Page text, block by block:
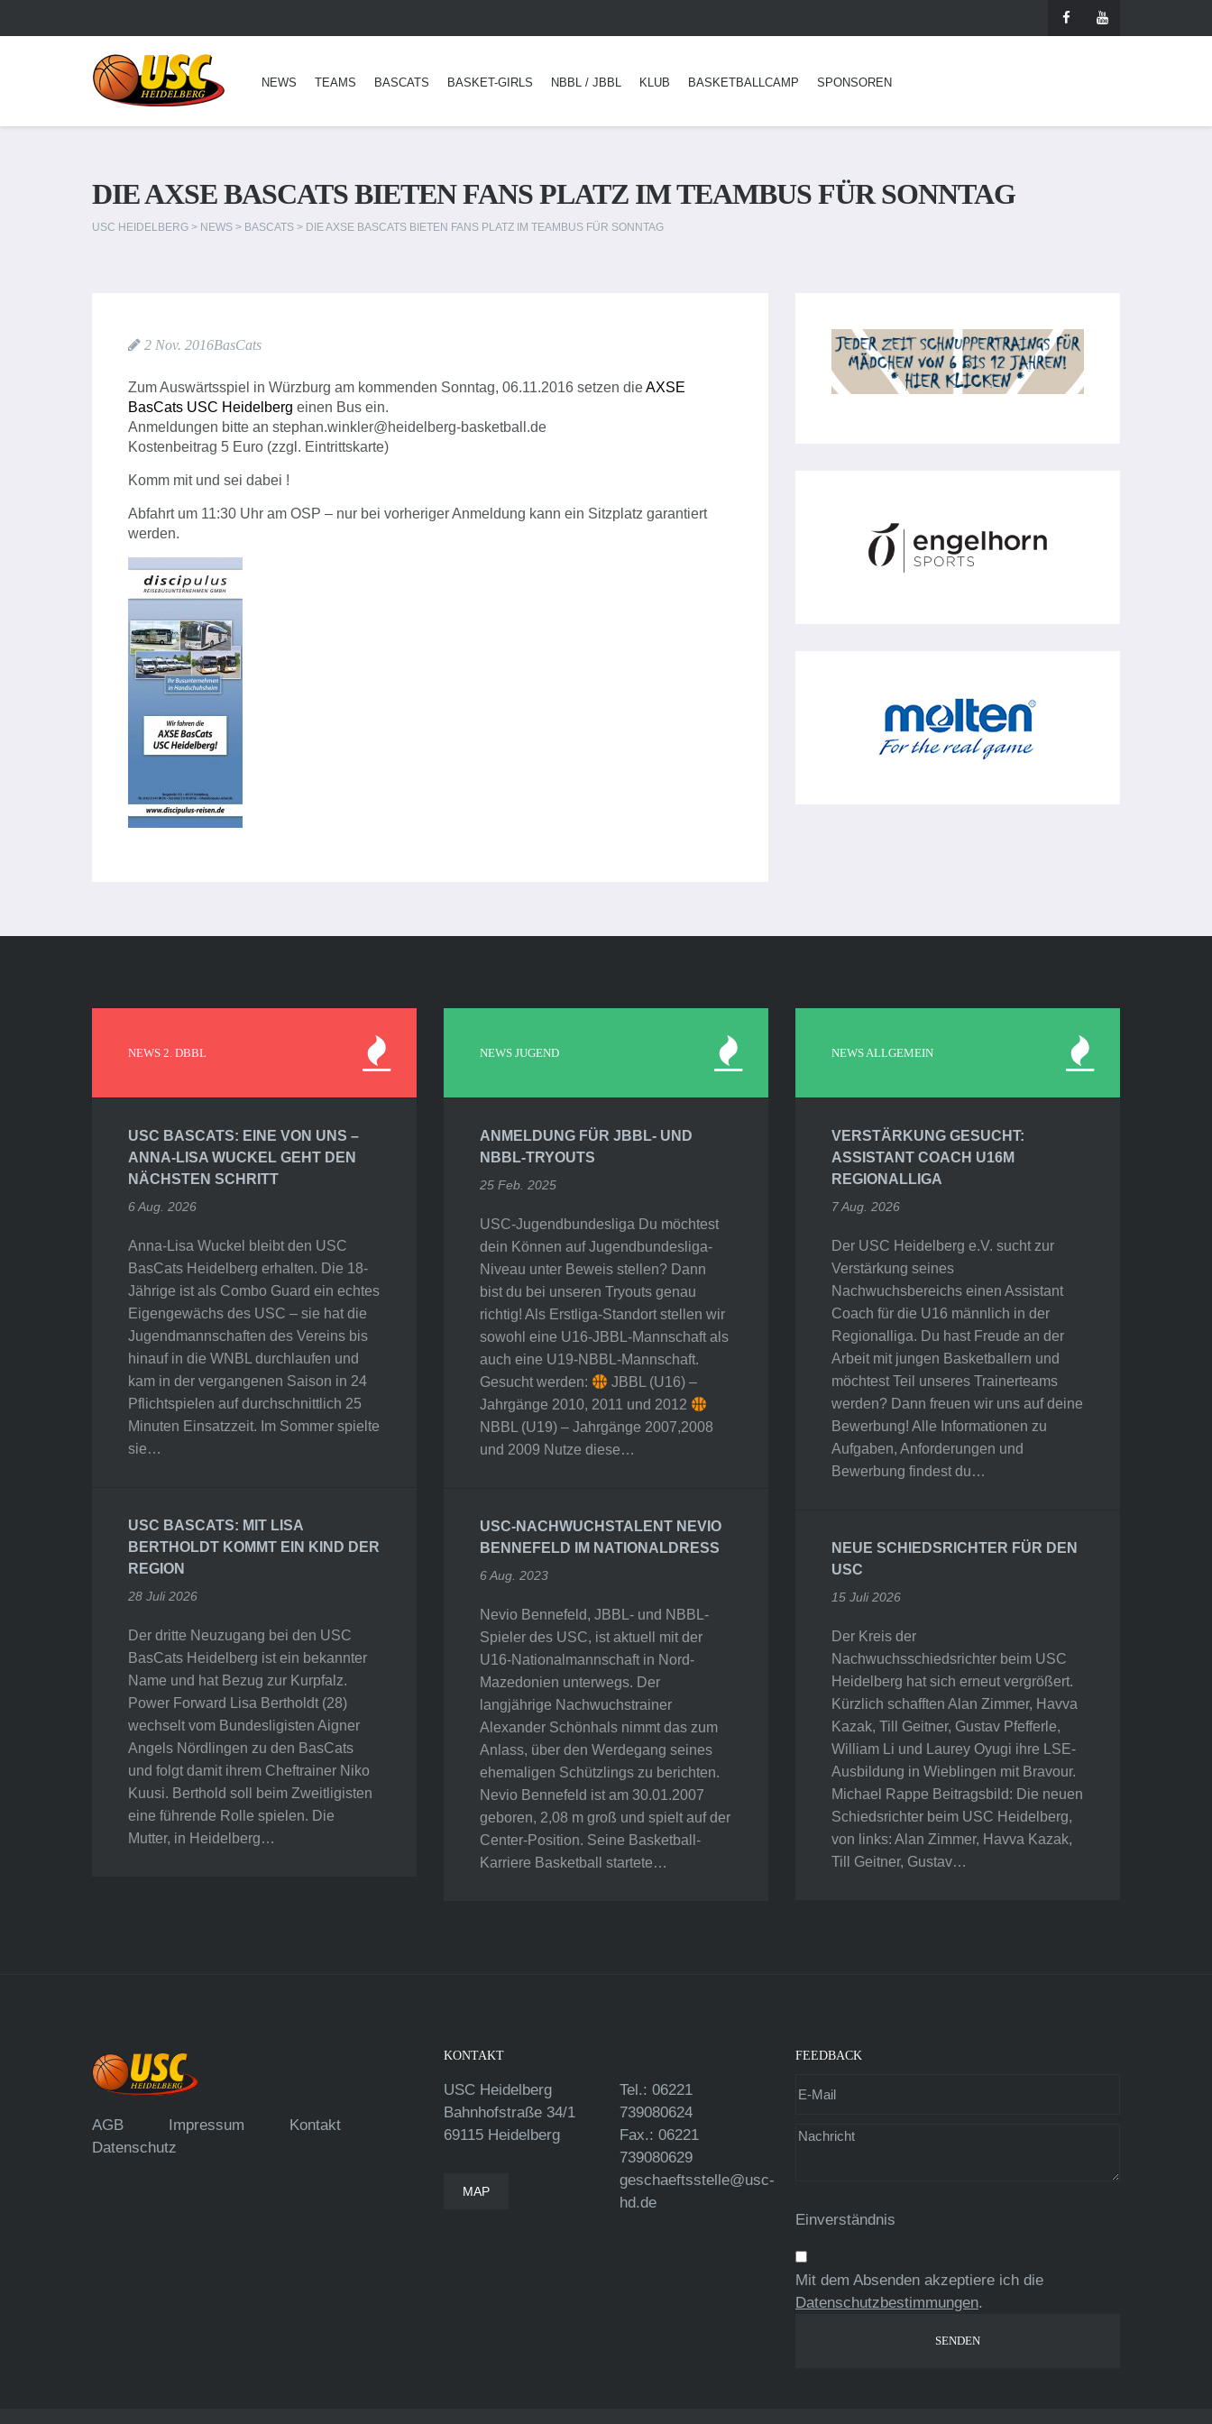
NEWS TEAMS BASCATS BASKET-GIRLS NBBL / JBBL KLUB BASKETBALLCAMP SPONSOREN
DIE AXSE BASCATS BIETEN FANS PLATZ IM TEAMBUS FÜR SONNTAG
USC HEIDELBERG > NEWS > BASCATS > DIE AXSE BASCATS BIETEN FANS PLATZ IM TEAMBUS FÜR SONNTAG
2 Nov. 2016BasCats
Zum Auswärtsspiel in Würzburg am kommenden Sonntag, 06.11.2016 setzen dieAXSE
BasCats USC Heidelberg einen Bus ein.
Anmeldungen bitte an stephan.winkler@heidelberg-basketball.de
Kostenbeitrag 5 Euro (zzgl. Eintrittskarte)
Komm mit und sei dabei !
Abfahrt um 11:30 Uhr am OSP – nur bei vorheriger Anmeldung kann ein Sitzplatz garantiert
werden.
NEWS 2. DBBL
USC BASCATS: EINE VON UNS –
ANNA-LISA WUCKEL GEHT DEN
NÄCHSTEN SCHRITT
6 Aug. 2026
Anna-Lisa Wuckel bleibt den USC
BasCats Heidelberg erhalten. Die 18-
Jährige ist als Combo Guard ein echtes
Eigengewächs des USC – sie hat die
Jugendmannschaften des Vereins bis
hinauf in die WNBL durchlaufen und
kam in der vergangenen Saison in 24
Pflichtspielen auf durchschnittlich 25
Minuten Einsatzzeit. Im Sommer spielte
sie…
USC BASCATS: MIT LISA
BERTHOLDT KOMMT EIN KIND DER
REGION
28 Juli 2026
Der dritte Neuzugang bei den USC
BasCats Heidelberg ist ein bekannter
Name und hat Bezug zur Kurpfalz.
Power Forward Lisa Bertholdt (28)
wechselt vom Bundesligisten Aigner
Angels Nördlingen zu den BasCats
und folgt damit ihrem Cheftrainer Niko
Kuusi. Berthold soll beim Zweitligisten
eine führende Rolle spielen. Die
Mutter, in Heidelberg…
NEWS JUGEND
ANMELDUNG FÜR JBBL- UND
NBBL-TRYOUTS
25 Feb. 2025
USC-Jugendbundesliga Du möchtest
dein Können auf Jugendbundesliga-
Niveau unter Beweis stellen? Dann
bist du bei unseren Tryouts genau
richtig! Als Erstliga-Standort stellen wir
sowohl eine U16-JBBL-Mannschaft als
auch eine U19-NBBL-Mannschaft.
Gesucht werden:
JBBL (U16) –
Jahrgänge 2010, 2011 und 2012
NBBL (U19) – Jahrgänge 2007,2008
und 2009 Nutze diese…
USC-NACHWUCHSTALENT NEVIO
BENNEFELD IM NATIONALDRESS
6 Aug. 2023
Nevio Bennefeld, JBBL- und NBBL-
Spieler des USC, ist aktuell mit der
U16-Nationalmannschaft in Nord-
Mazedonien unterwegs. Der
langjährige Nachwuchstrainer
Alexander Schönhals nimmt das zum
Anlass, über den Werdegang seines
ehemaligen Schützlings zu berichten.
Nevio Bennefeld ist am 30.01.2007
geboren, 2,08 m groß und spielt auf der
Center-Position. Seine Basketball-
Karriere Basketball startete…
NEWS ALLGEMEIN
VERSTÄRKUNG GESUCHT:
ASSISTANT COACH U16M
REGIONALLIGA
7 Aug. 2026
Der USC Heidelberg e.V. sucht zur
Verstärkung seines
Nachwuchsbereichs einen Assistant
Coach für die U16 männlich in der
Regionalliga. Du hast Freude an der
Arbeit mit jungen Basketballern und
möchtest Teil unseres Trainerteams
werden? Dann freuen wir uns auf deine
Bewerbung! Alle Informationen zu
Aufgaben, Anforderungen und
Bewerbung findest du…
NEUE SCHIEDSRICHTER FÜR DEN
USC
15 Juli 2026
Der Kreis der
Nachwuchsschiedsrichter beim USC
Heidelberg hat sich erneut vergrößert.
Kürzlich schafften Alan Zimmer, Havva
Kazak, Till Geitner, Gustav Pfefferle,
William Li und Laurey Oyugi ihre LSE-
Ausbildung in Wieblingen mit Bravour.
Michael Rappe Beitragsbild: Die neuen
Schiedsrichter beim USC Heidelberg,
von links: Alan Zimmer, Havva Kazak,
Till Geitner, Gustav…
AGB Impressum
Kontakt
Datenschutz
KONTAKT
USC Heidelberg
Bahnhofstraße 34/1
69115 Heidelberg
MAP
Tel.: 06221
739080624
Fax.: 06221
739080629
geschaeftsstelle@usc-
hd.de
FEEDBACK
Einverständnis
Mit dem Absenden akzeptiere ich die
Datenschutzbestimmungen.